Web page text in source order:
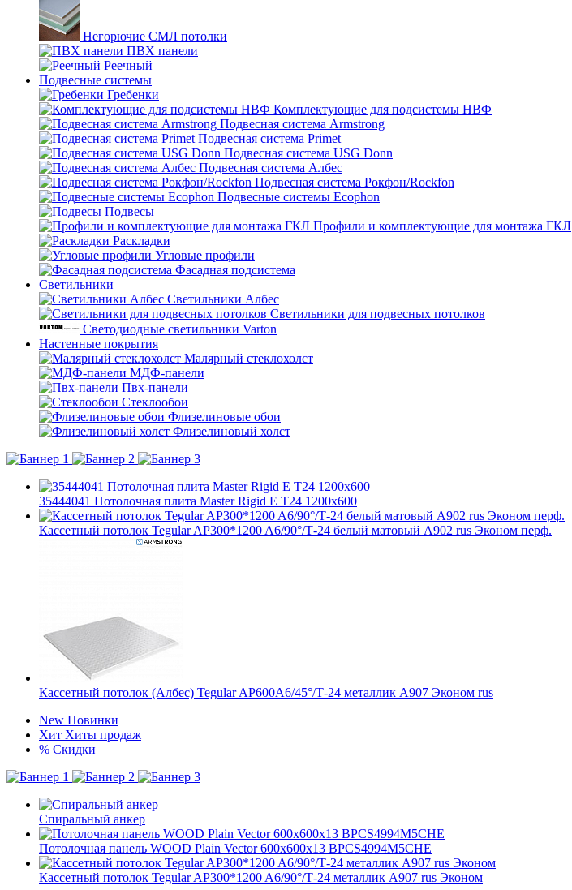
Негорючие СМЛ потолки
ПВХ панели
Реечный
Подвесные системы
Гребенки
Комплектующие для подсистемы НВФ
Подвесная система Armstrong
Подвесная система Primet
Подвесная система USG Donn
Подвесная система Албес
Подвесная система Рокфон/Rockfon
Подвесные системы Ecophon
Подвесы
Профили и комплектующие для монтажа ГКЛ
Раскладки
Угловые профили
Фасадная подсистема
Светильники
Светильники Албес
Светильники для подвесных потолков
Светодиодные светильники Varton
Настенные покрытия
Малярный стеклохолст
МДФ-панели
Пвх-панели
Стеклообои
Флизелиновые обои
Флизелиновый холст
35444041 Потолочная плита Master Rigid E T24 1200х600
Кассетный потолок Tegular AP300*1200 A6/90°/Т-24 белый матовый А902 rus Эконом перф.
Кассетный потолок (Албес) Tegular AP600A6/45°/Т-24 металлик А907 Эконом rus
New Новинки
Хит Хиты продаж
% Скидки
Спиральный анкер
Потолочная панель WOOD Plain Vector 600x600x13 BPCS4994M5CHE
Кассетный потолок Tegular AP300*1200 A6/90°/Т-24 металлик А907 rus Эконом